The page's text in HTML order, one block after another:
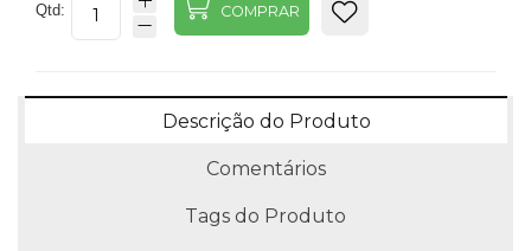
Qtd: COMPRAR
Descrição do Produto
Comentários
Tags do Produto